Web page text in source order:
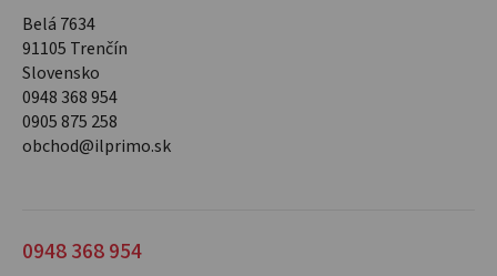
Belá 7634
91105 Trenčín
Slovensko
0948 368 954
0905 875 258
obchod@ilprimo.sk
0948 368 954